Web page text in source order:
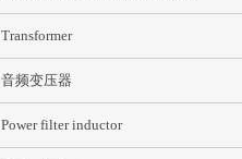
Transformer
音频变压器
Power filter inductor